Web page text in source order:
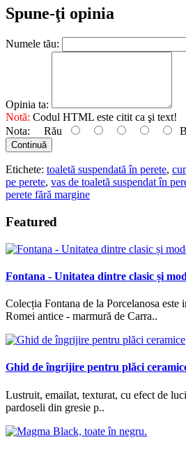
Spune-ţi opinia
Numele tău:
Opinia ta:
Notă: Codul HTML este citit ca şi text!
Nota: Rău
Continuă
Etichete: toaletă suspendată în perete,
pe perete, vas de toaletă suspendat în
perete fără margine
Featured
Fontana - Unitatea dintre clasic și
Colecția Fontana de la Porcelanosa este
Romei antice - marmură de Carra..
Ghid de îngrijire pentru plăci
Lustruit, emailat, texturat, cu efect de
pardoseli din gresie p..